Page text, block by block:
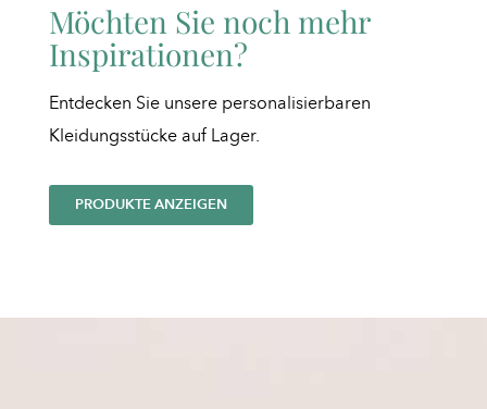
Möchten Sie noch mehr
Inspirationen?
Entdecken Sie unsere personalisierbaren
Kleidungsstücke auf Lager.
PRODUKTE ANZEIGEN